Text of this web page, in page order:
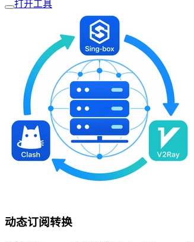
打开工具
动态订阅转换